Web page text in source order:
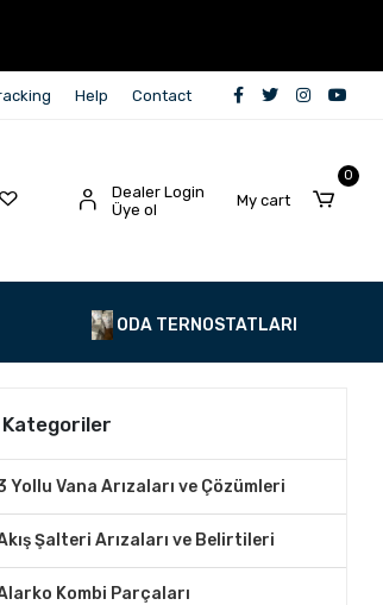
Help Contact
Dealer Login
Üye ol
My cart
0
ODA TERNOSTATLARI
Kategoriler
Yollu Vana Arızaları ve Çözümleri
Şalteri Arızaları ve Belirtileri
Kombi Parçaları